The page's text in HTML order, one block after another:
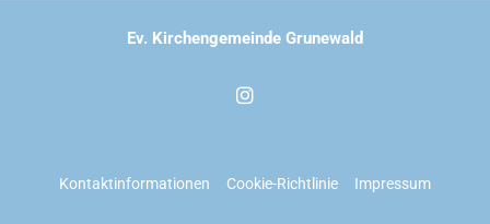
Ev. Kirchengemeinde Grunewald
Kontaktinformationen Cookie-Richtlinie Impressum